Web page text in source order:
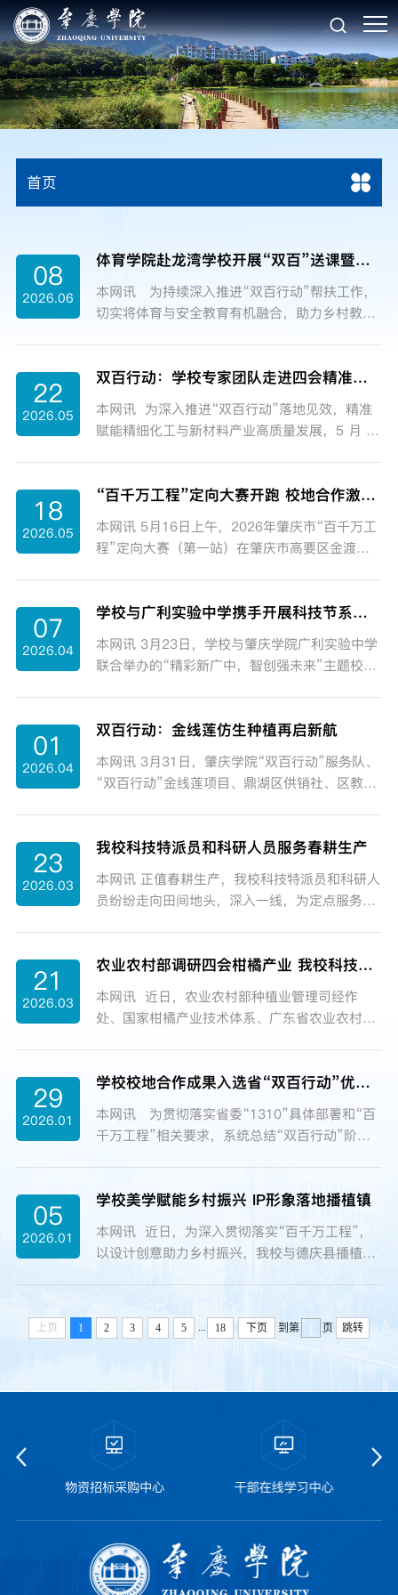
首页
08
2026.06
体育学院赴龙湾学校开展“双百”送课暨校友捐赠活动
本网讯 为持续深入推进“双百行动”帮扶工作，
切实将体育与安全教育有机融合，助力乡村教育
开展以“急救知识进校园，守护生命伴成长”为主
题的送课下乡活动，并结合足球特色课程，为乡
村学生带去一堂生动、实用的生命教育与足球训
练课。龙湾学校校长刘水明及校领导班子热情接
待并全程参与活动。活动伊始，一场温馨的爱心
捐赠仪式同步举行。...
22
2026.05
双百行动：学校专家团队走进四会精准对接产业
本网讯 为深入推进“双百行动”落地见效，精准
赋能精细化工与新材料产业高质量发展，5 月 21
市精细化工技术协同创新中心，围绕精细化工、
新材料领域技术创新与成果转化开展专题对接交
流活动。四会江谷精细化工园区 50 余家企业代
表参会，活动得到四会市科工商务局、肇庆四会
产业园区发展服务中心、西安交通大学国家技术
转移中心四会创新中心等单位大力支持。...
18
2026.05
“百千万工程”定向大赛开跑 校地合作激活古村经济
本网讯 5月16日上午，2026年肇庆市“百千万工
程”定向大赛（第一站）在肇庆市高要区金渡镇
健康学院、肇庆学院“双百行动”办公室、肇庆学
院对外交流合作部主办，肇庆市定向运动协会承
办，高要区文化广电旅游体育局、高要区金渡镇
人民政府、高要区金渡镇水边村村委会协办。本
届大赛以“体育+文旅+乡村振兴”为主线，赛场设
于水边村，将竞技路线与乡村风貌深度融合，...
07
2026.04
学校与广利实验中学携手开展科技节系列活动
本网讯 3月23日，学校与肇庆学院广利实验中学
联合举办的“精彩新广中，智创强未来”主题校园
搭建起探索科学、崇尚创新的实践平台。开幕式
上，广利实验中学校长陈克勤对科技节整体方案
进行解读，明确了各项活动的具体要求与保障措
施。我校环境与化学工程学院副教授刘莎莎博士
作为广利实验中学科技副校长发表讲话。她寄语
同学们必须在青少年阶段就形成良好的科学素
养，...
01
2026.04
双百行动：金线莲仿生种植再启新航
本网讯 3月31日，肇庆学院“双百行动”服务队、
“双百行动”金线莲项目、鼎湖区供销社、区教育
题研讨，为“致富金草”拓宽市场出谋划策。当
天，调研团队深入天然林下种植区，实地考察金
线莲生长状况。“双百行动”金线莲项目负责人邵
玲表示：在2026年2月，由团队主导制定的《金
线莲林下仿野生栽培技术规程》正式发布，凭借
长期实践积累，成功确立本土化种植标准，...
23
2026.03
我校科技特派员和科研人员服务春耕生产
本网讯 正值春耕生产，我校科技特派员和科研人
员纷纷走向田间地头，深入一线，为定点服务的
进行砂仁产业技术培训和农村科技特派员帮扶调
研，并邀请广东药科大学专家为农民做砂仁专题
讲座。团队实地考察了砂仁种植基地，进行砂仁
田间管理和病虫害防治培训，解决农民遇到的实
地问题。 砂仁田
间管理和病虫害防治指导吴少平团队深入高要区
河台镇，...
21
2026.03
农业农村部调研四会柑橘产业 我校科技支撑显成效
本网讯 近日，农业农村部种植业管理司经作
处、国家柑橘产业技术体系、广东省农业农村厅
柑橘产业，深入恒昌种植合作社、翠田农业科技
公司等实地考察，并与当地农业农村部门座谈交
流。座谈会上，四会市介绍，近年来紧扣“延链
强链”目标，推动一二三产业融合发展，省级现
代农业产业园累计投资超4亿元，主导产业产值
达18.8亿元。一产方面，依托无病毒种苗繁
育，...
29
2026.01
学校校地合作成果入选省“双百行动”优秀典型案例
本网讯 为贯彻落实省委“1310”具体部署和“百
千万工程”相关要求，系统总结“双百行动”阶段
优秀案例征集评选工作。经严格评审，在全省范
围内共遴选出2025年“双百行动”优秀典型案例
30个。其中，我校申报的案例《构建“智慧赋能
—实践淬炼—菁才反哺”循环 激活四会柑橘产业
振兴新引擎》成功入选，标志着学校在结对共建
效与创新突破。...
05
2026.01
学校美学赋能乡村振兴 IP形象落地播植镇
本网讯 近日，为深入贯彻落实“百千万工程”，
以设计创意助力乡村振兴，我校与德庆县播植镇
大、县政协，学校科学技术部、设计团队等相关
负责人参加活动。播植镇党委副书记、镇长李东
华在致辞中介绍了当地特色产业发展情况，并对
示，作为“一镇一业”标杆，...
上页 1 2 3 4 5 ... 18 下页 到第 页 跳转
物资招标采购中心 干部在线学习中心